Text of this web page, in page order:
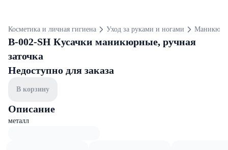
Косметика и личная гигиена Уход за руками и ногами
B-002-SH Кусачки маникюрные, ручная
заточка
Недоступно для заказа
В корзину
Описание
металл